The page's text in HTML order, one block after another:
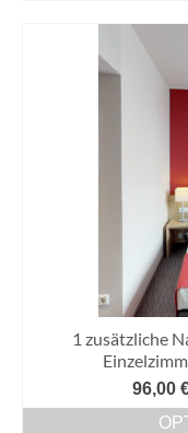
1 zusätzliche
96,00